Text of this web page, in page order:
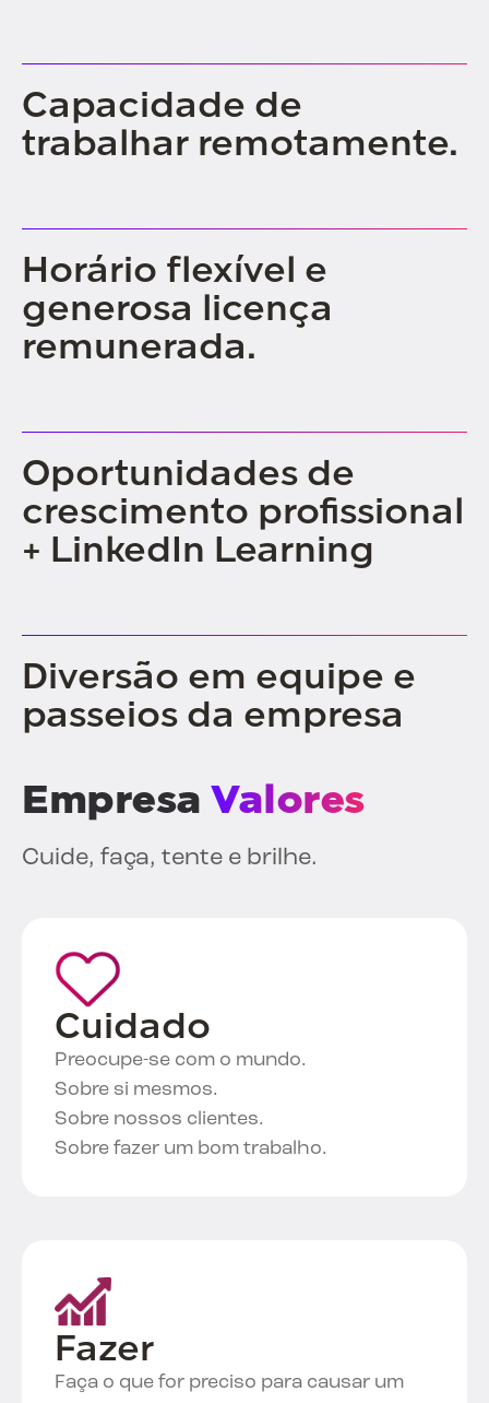
Capacidade de
trabalhar remotamente.
Horário flexível e
generosa licença
remunerada.
Oportunidades de
crescimento profissional
+ LinkedIn Learning
Diversão em equipe e
passeios da empresa
Empresa Valores
Cuide, faça, tente e brilhe.
Cuidado
Preocupe-se com o mundo.
Sobre si mesmos.
Sobre nossos clientes.
Sobre fazer um bom trabalho.
Fazer
Faça o que for preciso para causar um